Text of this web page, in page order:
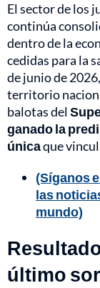
El sector de los
continúa
dentro de la
cedidas para la
de junio de
territorio
balotas del
ganado la
únicaque
(Síganos
las
mundo)
último